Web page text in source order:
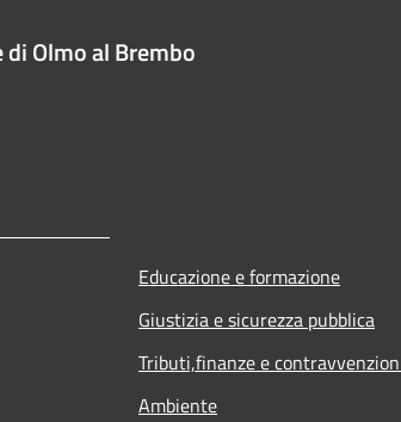
di Olmo al Brembo
Educazione e formazione
Giustizia e sicurezza pubblica
Tributi,finanze e
Ambiente